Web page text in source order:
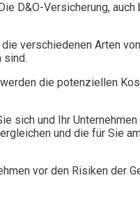
D&O-Versicherung,
verschiedenen Arten
sind.
die potenziellen
sich und Ihr
und die für Sie
vor den Risiken der